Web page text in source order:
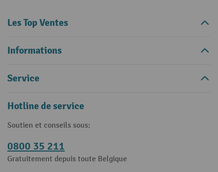
Les Top Ventes
Informations
Service
Hotline de service
Soutien et conseils sous:
0800 35 211
Gratuitement depuis toute Belgique